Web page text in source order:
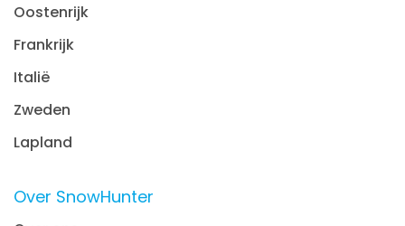
Oostenrijk
Frankrijk
Italië
Zweden
Lapland
Over SnowHunter